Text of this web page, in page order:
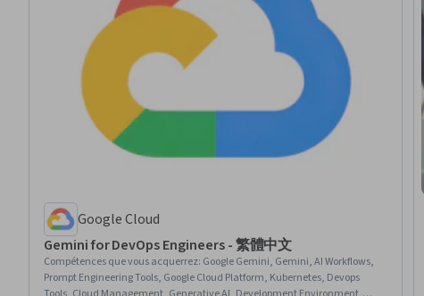
Google Cloud
Gemini for DevOps Engineers - 繁體中文
Compétences que vous acquerrez: Google Gemini, Gemini, AI Workflows,
Prompt Engineering Tools, Google Cloud Platform, Kubernetes, Devops